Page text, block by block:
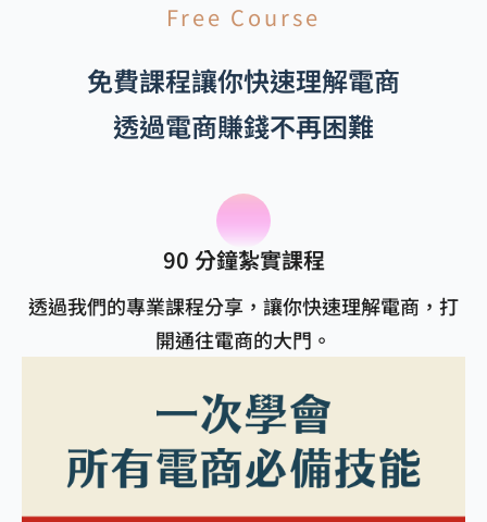
Free Course
免費課程讓你快速理解電商
透過電商賺錢不再困難
90 分鐘紮實課程
透過我們的專業課程分享，讓你快速理解電商，打
開通往電商的大門。